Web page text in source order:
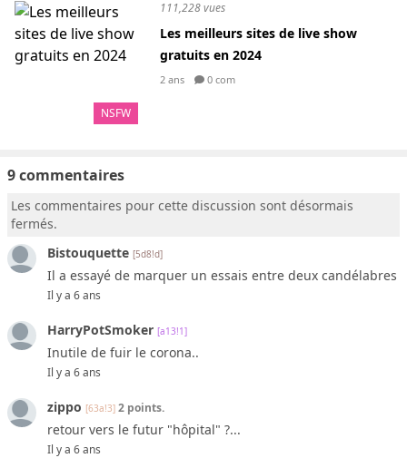
NSFW
111,228 vues
Les meilleurs sites de live show
gratuits en 2024
2 ans 0 com
9 commentaires
Les commentaires pour cette discussion sont désormais
fermés.
Bistouquette [5d8!d]
Il a essayé de marquer un essais entre deux candélabres
Il y a 6 ans
HarryPotSmoker [a13!1]
Inutile de fuir le corona..
Il y a 6 ans
zippo [63a!3] 2 points.
retour vers le futur "hôpital" ?...
Il y a 6 ans